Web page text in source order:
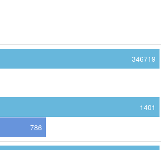
346719
1401
786